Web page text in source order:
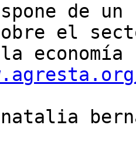
de un
el